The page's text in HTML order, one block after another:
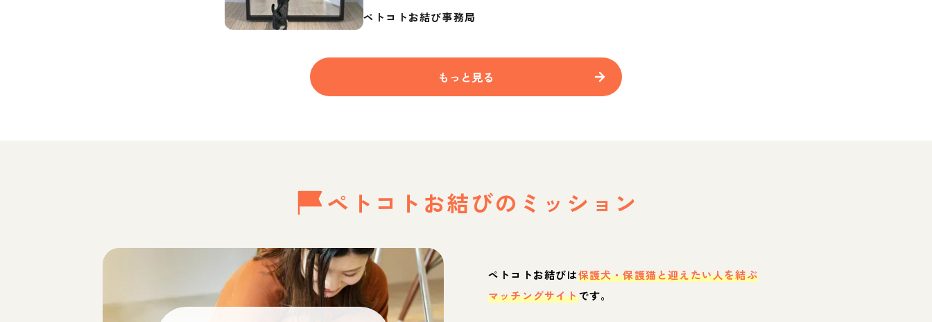
ペトコトお結び事務局
もっと見る
ペトコトお結びの ミッション
ペトコトお結びは保護犬・保護猫と迎えたい人を結ぶ
マッチングサイトです。